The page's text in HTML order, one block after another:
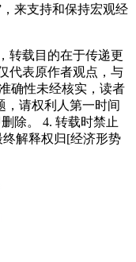
来支持和保持宏观经
转载目的在于传递更
代表原作者观点，与
确性未经核实，读者
，请权利人第一时间
除。 4. 转载时禁止
解释权归[经济形势